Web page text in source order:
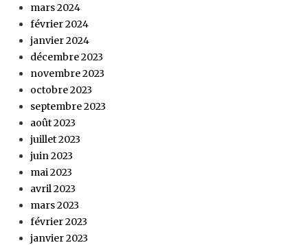
mars 2024
février 2024
janvier 2024
décembre 2023
novembre 2023
octobre 2023
septembre 2023
août 2023
juillet 2023
juin 2023
mai 2023
avril 2023
mars 2023
février 2023
janvier 2023